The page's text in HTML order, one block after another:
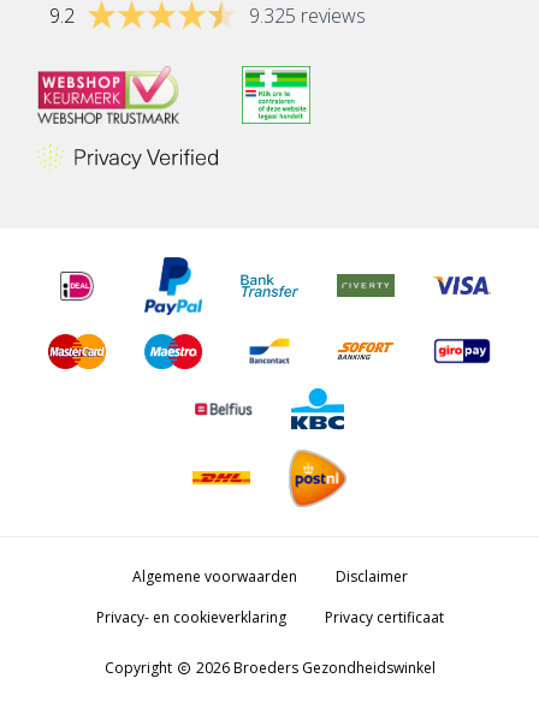
9.2 9.325 reviews
Algemene voorwaarden
Disclaimer
Privacy- en cookieverklaring
Privacy certificaat
Copyright copyright 2026 Broeders Gezondheidswinkel